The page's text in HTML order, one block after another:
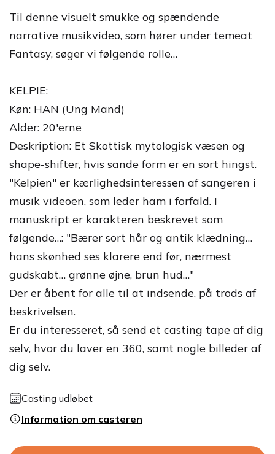
Til denne visuelt smukke og spændende
narrative musikvideo, som hører under temeat
Fantasy, søger vi følgende rolle…
KELPIE:
Køn: HAN (Ung Mand)
Alder: 20'erne
Deskription: Et Skottisk mytologisk væsen og
shape-shifter, hvis sande form er en sort hingst.
"Kelpien" er kærlighedsinteressen af sangeren i
musik videoen, som leder ham i forfald. I
manuskript er karakteren beskrevet som
følgende…: "Bærer sort hår og antik klædning…
hans skønhed ses klarere end før, nærmest
gudskabt… grønne øjne, brun hud…"
Der er åbent for alle til at indsende, på trods af
beskrivelsen.
Er du interesseret, så send et casting tape af dig
selv, hvor du laver en 360, samt nogle billeder af
dig selv.
Casting udløbet
Information om casteren